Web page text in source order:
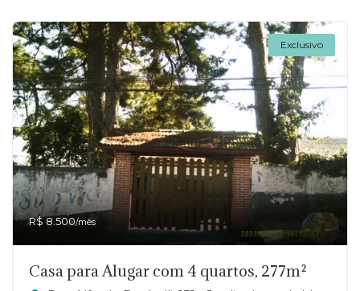
Exclusivo
R$ 8.500/mês
Casa para Alugar com 4 quartos, 277m²